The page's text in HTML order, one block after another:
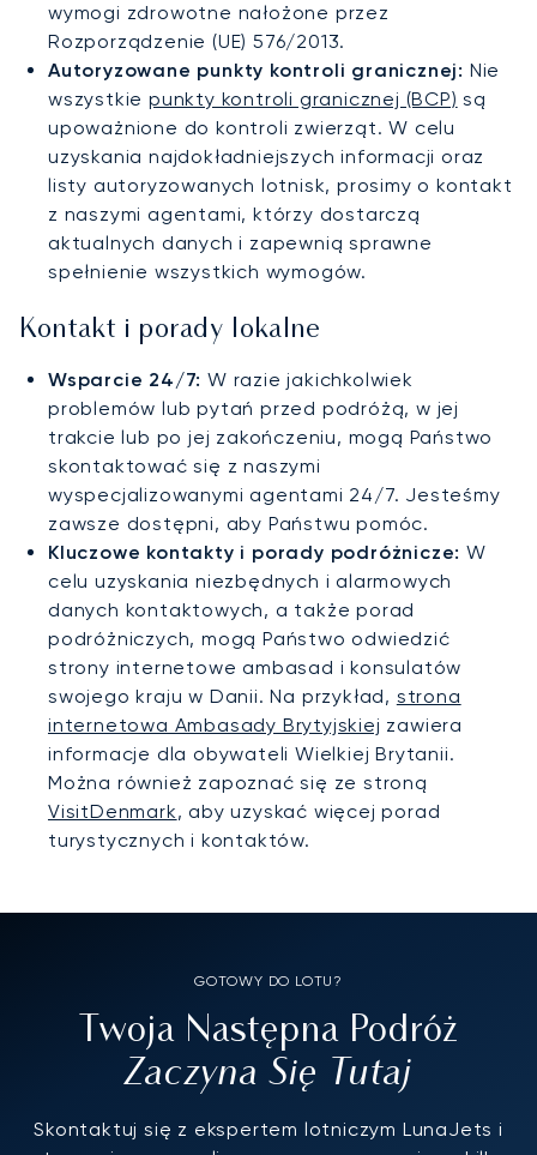
wymogi zdrowotne nałożone przez
Rozporządzenie (UE) 576/2013.
Autoryzowane punkty kontroli granicznej: Nie
wszystkiepunkty kontroli granicznej (BCP) są
upoważnione do kontroli zwierząt. W celu
uzyskania najdokładniejszych informacji oraz
listy autoryzowanych lotnisk, prosimy o kontakt
z naszymi agentami, którzy dostarczą
aktualnych danych i zapewnią sprawne
spełnienie wszystkich wymogów.
Kontakt i porady lokalne
Wsparcie 24/7: W razie jakichkolwiek
problemów lub pytań przed podróżą, w jej
trakcie lub po jej zakończeniu, mogą Państwo
skontaktować się z naszymi
wyspecjalizowanymi agentami 24/7. Jesteśmy
zawsze dostępni, aby Państwu pomóc.
Kluczowe kontakty i porady podróżnicze: W
celu uzyskania niezbędnych i alarmowych
danych kontaktowych, a także porad
podróżniczych, mogą Państwo odwiedzić
strony internetowe ambasad i konsulatów
swojego kraju w Danii. Na przykład, strona
internetowa Ambasady Brytyjskiej zawiera
informacje dla obywateli Wielkiej Brytanii.
Można również zapoznać się ze stroną
VisitDenmark, aby uzyskać więcej porad
turystycznych i kontaktów.
GOTOWY DO LOTU?
Twoja Następna Podróż
Zaczyna Się Tutaj
Skontaktuj się z ekspertem lotniczym LunaJets i